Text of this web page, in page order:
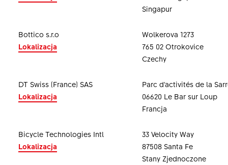
Singapur
Bottico s.r.o
Lokalizacja
Wolkerova 1273
765 02 Otrokovice
Czechy
DT Swiss (France) SAS
Lokalizacja
Parc d'activités de la
06620 Le Bar sur Loup
Francja
Bicycle Technologies Intl
Lokalizacja
33 Velocity Way
87508 Santa Fe
Stany Zjednoczone